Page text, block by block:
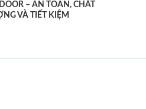
– AN TOÀN, CHẤT
VÀ TIẾT KIỆM